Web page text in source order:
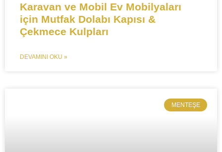
Karavan ve Mobil Ev Mobilyaları
için Mutfak Dolabı Kapısı &
Çekmece Kulpları
DEVAMINI OKU »
MENTEŞE​